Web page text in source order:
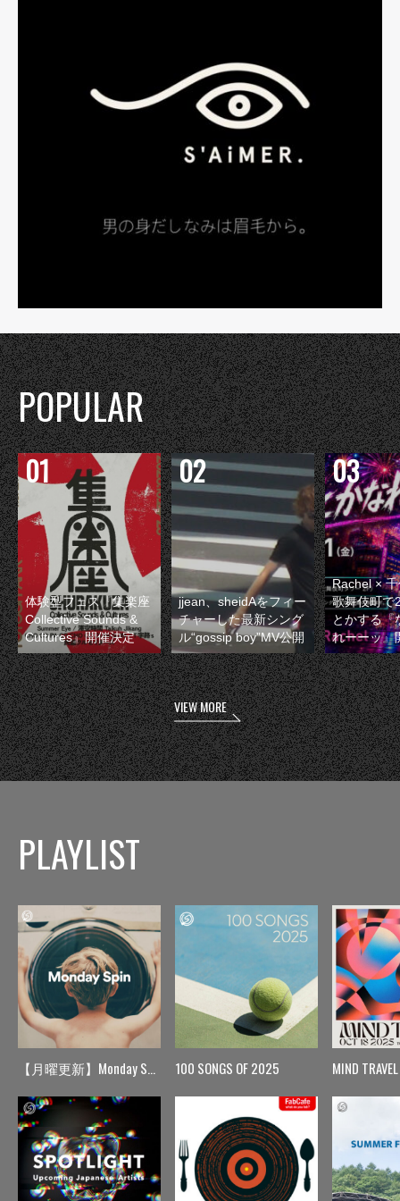
POPULAR
体験型フェス『集楽座
Collective Sounds &
Cultures』開催決定
jjean、sheidAをフィー
チャーした最新シング
ル“gossip boy”MV公開
Rachel ×
歌舞伎町で
とかする『
れーーッ』
VIEW MORE
PLAYLIST
【月曜更新】Monday Spin 100 SONGS OF 2025 MIND TRAVEL